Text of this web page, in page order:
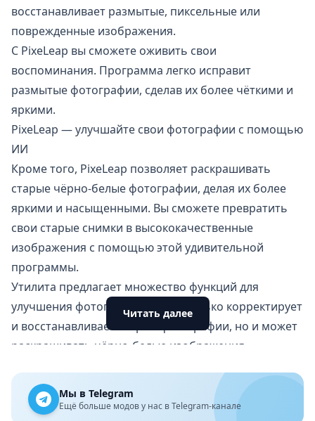
восстанавливает размытые, пиксельные или
поврежденные изображения.
С PixeLeap вы сможете оживить свои
воспоминания. Программа легко исправит
размытые фотографии, сделав их более чёткими и
яркими.
PixeLeap — улучшайте свои фотографии с помощью
ИИ
Кроме того, PixeLeap позволяет раскрашивать
старые чёрно-белые фотографии, делая их более
яркими и насыщенными. Вы сможете превратить
свои старые снимки в высококачественные
изображения с помощью этой удивительной
программы.
Утилита предлагает множество функций для
улучшения фотографий. Он не только корректирует
и восстанавливает старые фотографии, но и может
раскрашивать чёрно-белые изображения,
фотографиях.
С PixeLeap вы сможете сделать свои старые
Читать далее
Мы в Telegram
Ещё больше модов у нас в Telegram-канале